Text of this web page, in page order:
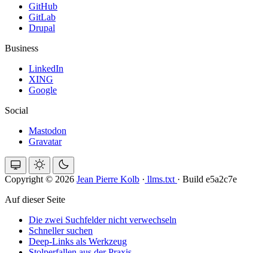
GitHub
GitLab
Drupal
Business
LinkedIn
XING
Google
Social
Mastodon
Gravatar
Copyright © 2026 Jean Pierre Kolb · llms.txt · Build e5a2c7e
Auf dieser Seite
Die zwei Suchfelder nicht verwechseln
Schneller suchen
Deep-Links als Werkzeug